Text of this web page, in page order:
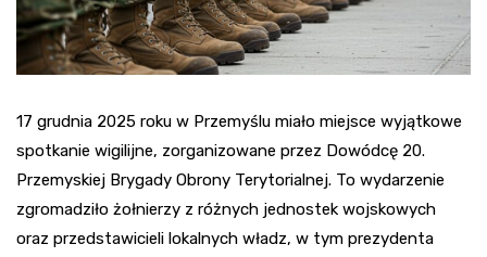
17 grudnia 2025 roku w Przemyślu miało miejsce wyjątkowe
spotkanie wigilijne, zorganizowane przez Dowódcę 20.
Przemyskiej Brygady Obrony Terytorialnej. To wydarzenie
zgromadziło żołnierzy z różnych jednostek wojskowych
oraz przedstawicieli lokalnych władz, w tym prezydenta